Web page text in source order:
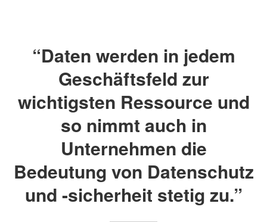
“Daten werden in jedem
Geschäftsfeld zur
wichtigsten Ressource und
so nimmt auch in
Unternehmen die
Bedeutung von Datenschutz
und -sicherheit stetig zu.”